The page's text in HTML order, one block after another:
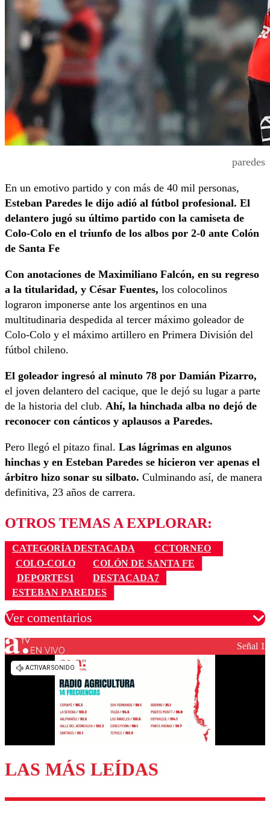
paredes
En un emotivo partido y con más de 40 mil personas,
Esteban Paredes le dijo adió al fútbol profesional. El
delantero jugó su último partido con la camiseta de
Colo-Colo en el triunfo de los albos por 2-0 ante Colón
de Santa Fe
Con anotaciones de Maximiliano Falcón, en su regreso
a la titularidad, y César Fuentes, los colocolinos
lograron imponerse ante los argentinos en una
multitudinaria despedida al tercer máximo goleador de
Colo-Colo y el máximo artillero en Primera División del
fútbol chileno.
El goleador ingresó al minuto 78 por Damián Pizarro,
el joven delantero del cacique, que le dejó su lugar a parte
de la historia del club. Ahí, la hinchada alba no dejó de
reconocer con cánticos y aplausos a Paredes.
Pero llegó el pitazo final. Las lágrimas en algunos
hinchas y en Esteban Paredes se hicieron ver apenas el
árbitro hizo sonar su silbato. Culminando así, de manera
definitiva, 23 años de carrera.
OTROS TEMAS A EXPLORAR:
CATEGORÍA DESTACADA
CCTORNEO
COLO-COLO
COLÓN DE SANTA FE
DEPORTES1
DESTACADA7
ESTEBAN PAREDES
Ver comentarios
Los comentarios son moderados para garantizar un
Enviar comentario
EN VIVO Señal 1
LAS MÁS LEÍDAS